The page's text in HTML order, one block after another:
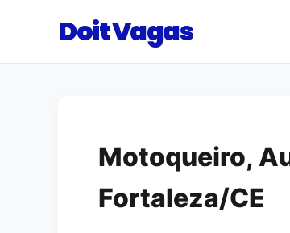
Doit Vagas
Motoqueiro,
Fortaleza/CE